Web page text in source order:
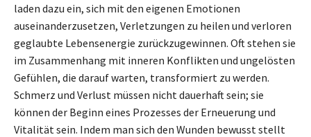
laden dazu ein, sich mit den eigenen Emotionen
auseinanderzusetzen, Verletzungen zu heilen und verloren
geglaubte Lebensenergie zurückzugewinnen. Oft stehen sie
im Zusammenhang mit inneren Konflikten und ungelösten
Gefühlen, die darauf warten, transformiert zu werden.
Schmerz und Verlust müssen nicht dauerhaft sein; sie
können der Beginn eines Prozesses der Erneuerung und
Vitalität sein. Indem man sich den Wunden bewusst stellt